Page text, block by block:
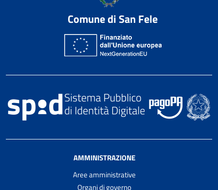
Comune di San Fele
AMMINISTRAZIONE
Aree amministrative
Organi di governo